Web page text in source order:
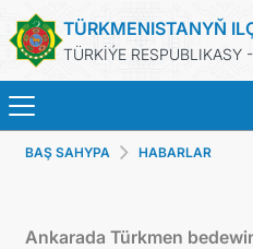
TÜRKMENISTANYŇ
TÜRKİÝE RESPUBLIKASY
BAŞ
BAŞ SAHYPA HABARLAR
Ankarada Türkmen